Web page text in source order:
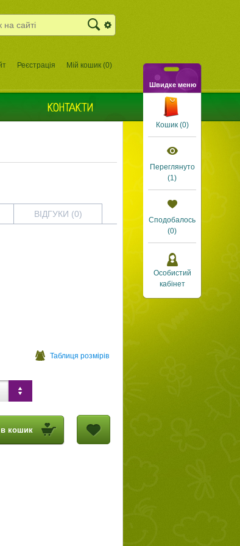
Реєстрація Мій кошик (0)
КОНТАКТИ
Швидке меню
Кошик (0)
Переглянуто
(1)
Сподобалось
(0)
Особистий
кабінет
ВІДГУКИ (0)
Таблиця розмірів
кошик